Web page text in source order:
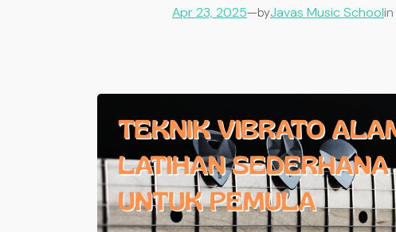
Apr 23, 2025—byJavas Music Schoolin